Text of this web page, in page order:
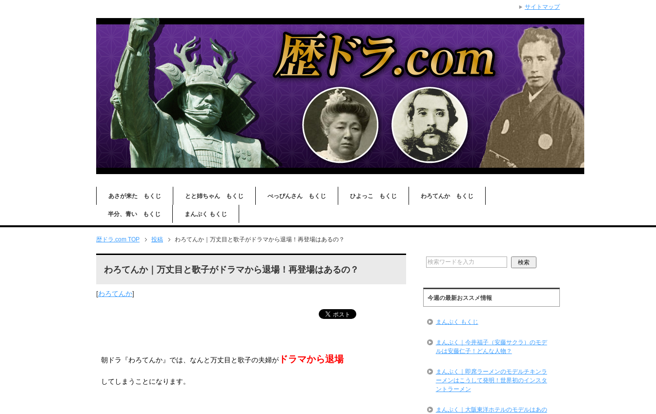
あさが来た もくじ とと姉ちゃん もくじ べっぴんさん もくじ ひよっこ もくじ わろてんか もくじ
半分、青い もくじ まんぷく もくじ
歴ドラ.com TOP 投稿 わろてんか｜万丈目と歌子がドラマから退場！再登場はあるの？
わろてんか｜万丈目と歌子がドラマから退場！再登場はあるの？
[わろてんか]
朝ドラ『わろてんか』では、なんと万丈目と歌子の夫婦が ドラマから退場
してしまうことになります。
今週の最新おススメ情報
まんぷく もくじ
まんぷく｜今井福子（安藤サクラ）のモデ
ルは安藤仁子！どんな人物？
まんぷく｜即席ラーメンのモデルチキンラ
ーメンはこうして発明！世界初のインスタ
ントラーメン
まんぷく｜大阪東洋ホテルのモデルはあの
サイトマップ